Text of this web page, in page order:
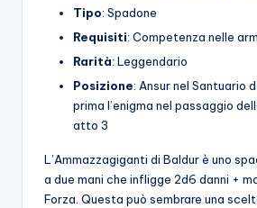
Tipo: Spadone
Requisiti: Competenza nelle
Rarità: Leggendario
Posizione: Ansur nel Santuario
prima l’enigma nel passaggio
atto 3
L’Ammazzagiganti di Baldur è uno
a due mani che infligge 2d6 danni +
Forza. Questa può sembrare una